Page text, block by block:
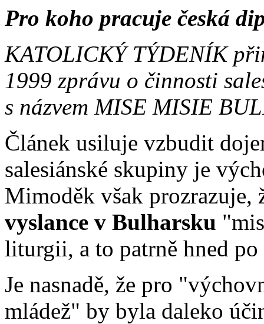
Pro koho pracuje česká
KATOLICKÝ TÝDENÍK
1999 zprávu o činnosti
s názvem MISE MISIE
Článek usiluje vzbudit
salesiánské skupiny je
Mimoděk však prozrazuje,
vyslance v Bulharsku
liturgii, a to patrně hned
Je nasnadě, že pro
mládež" by byla daleko